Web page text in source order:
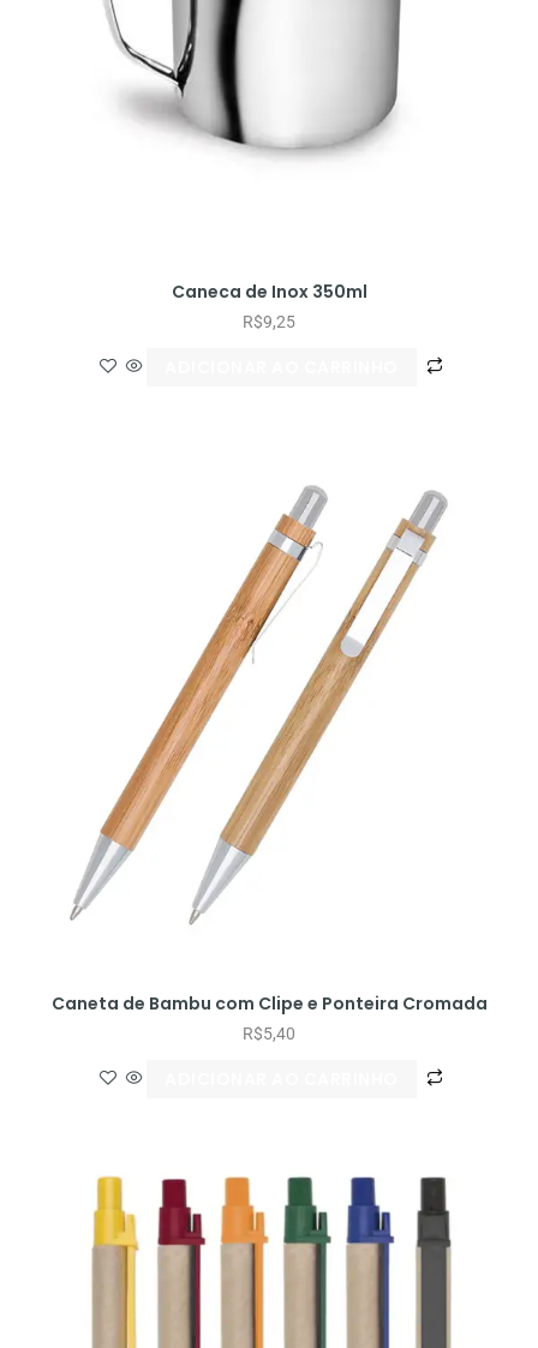
Caneca de Inox 350ml
R$9,25
Caneta de Bambu com Clipe e Ponteira Cromada
R$5,40